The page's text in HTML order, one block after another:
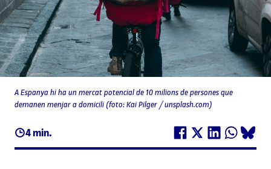
4 min.
A Espanya hi ha un mercat potencial de 10 milions de persones que
demanen menjar a domicili (foto: Kai Pilger / unsplash.com)